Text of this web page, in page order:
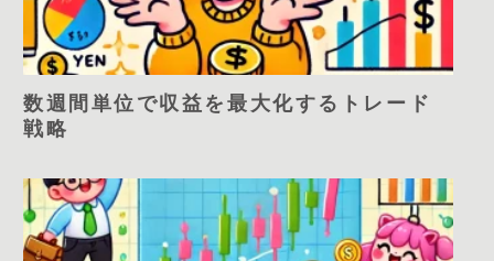
数週間単位で収益を最大化するトレード
戦略